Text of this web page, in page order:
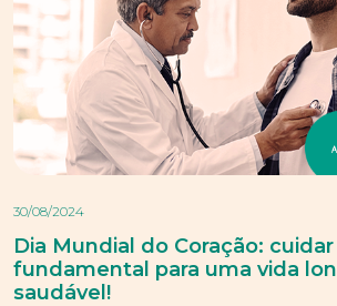
30/08/2024
Dia Mundial do Coração:
fundamental para uma vida
saudável!